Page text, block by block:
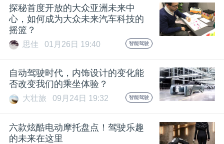
动
中
心
专
探秘首度开放的大众亚洲未来中
心，如何成为大众未来汽车科技的
摇篮？
思佳 01月26日 19:40 智能驾驶
自动驾驶时代，内饰设计的变化能
否改变我们的乘坐体验？
大壮旅 09月24日 19:32 智能驾驶
六款炫酷电动摩托盘点！驾驶乐趣
的未来在这里